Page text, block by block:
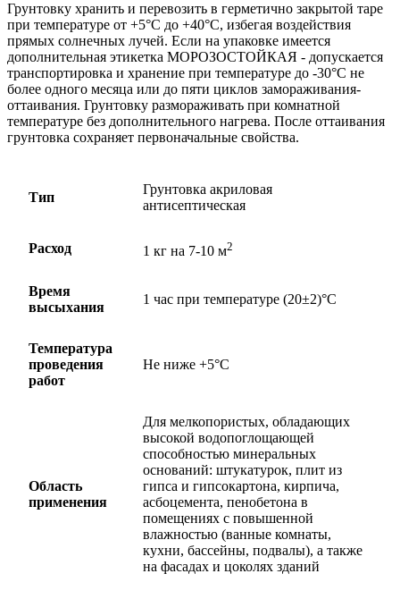
Грунтовку хранить и перевозить в герметично закрытой таре
при температуре от +5°C до +40°C, избегая воздействия
прямых солнечных лучей. Если на упаковке имеется
дополнительная этикетка МОРОЗОСТОЙКАЯ - допускается
транспортировка и хранение при температуре до -30°C не
более одного месяца или до пяти циклов замораживания-
оттаивания. Грунтовку размораживать при комнатной
температуре без дополнительного нагрева. После оттаивания
грунтовка сохраняет первоначальные свойства.
Тип
Грунтовка акриловая
антисептическая
Расход 1 кг на 7-10 м2
Время
высыхания
1 час при температуре (20±2)°С
Температура
проведения
работ
Не ниже +5°С
Область
применения
Для мелкопористых, обладающих
высокой водопоглощающей
способностью минеральных
оснований: штукатурок, плит из
гипса и гипсокартона, кирпича,
асбоцемента, пенобетона в
помещениях с повышенной
влажностью (ванные комнаты,
кухни, бассейны, подвалы), а также
на фасадах и цоколях зданий